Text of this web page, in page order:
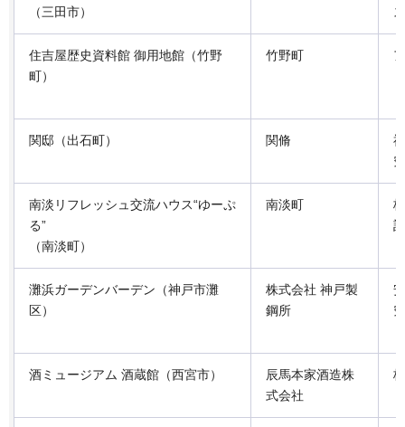
（三田市）
住吉屋歴史資料館 御用地館（竹野
町）
竹野町
関邸（出石町） 関脩
南淡リフレッシュ交流ハウス“ゆーぷ
る”
（南淡町）
南淡町
計
灘浜ガーデンバーデン（神戸市灘
区）
株式会社 神戸製
鋼所
酒ミュージアム 酒蔵館（西宮市）
辰馬本家酒造株
式会社